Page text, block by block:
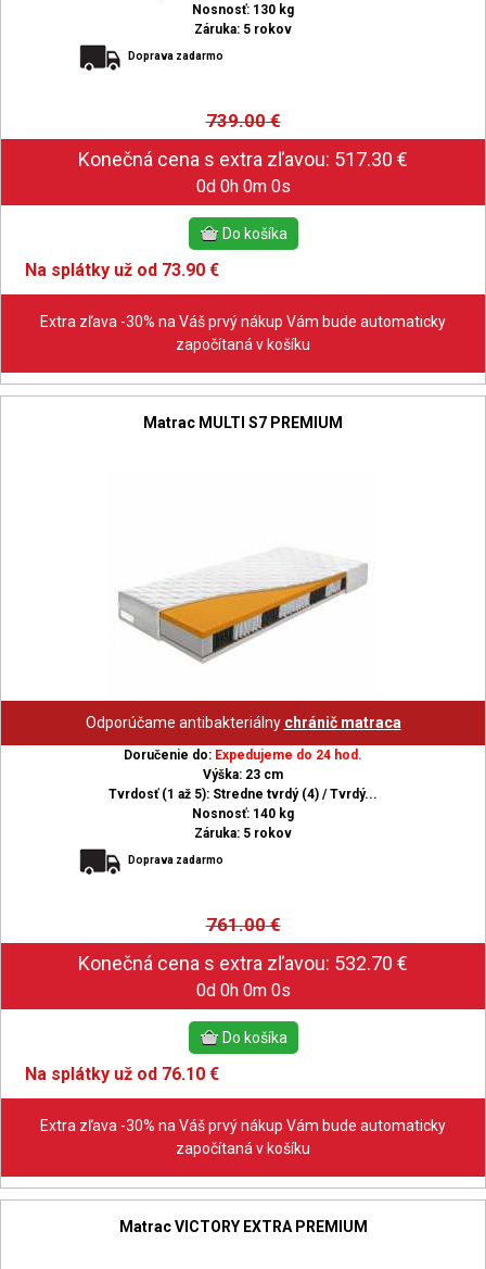
Nosnosť: 130 kg
Záruka: 5 rokov
Doprava zadarmo
739.00€
0d 0h 0m 0s
Na splátky už od 73.90 €
Extra zľava -30% na Váš prvý nákup Vám bude automaticky
započítaná v košíku
Matrac MULTI S7 PREMIUM
Odporúčame antibakteriálny chránič matraca
Doručenie do: Expedujeme do 24 hod.
Výška: 23 cm
Tvrdosť (1 až 5): Stredne tvrdý (4) / Tvrdý...
Nosnosť: 140 kg
Záruka: 5 rokov
Doprava zadarmo
761.00€
0d 0h 0m 0s
Na splátky už od 76.10 €
Extra zľava -30% na Váš prvý nákup Vám bude automaticky
započítaná v košíku
Matrac VICTORY EXTRA PREMIUM